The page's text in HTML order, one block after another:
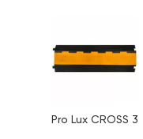
Pro Lux CROSS 3